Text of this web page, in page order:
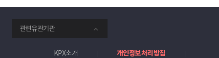
겨
주
세
요
관련유관기관
KPX소개
개인정보처리방침